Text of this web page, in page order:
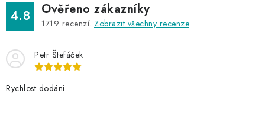
4.8 Ověřeno zákazníky
1719 recenzí. Zobrazit všechny recenze
Petr Štefáček
Rychlost dodání